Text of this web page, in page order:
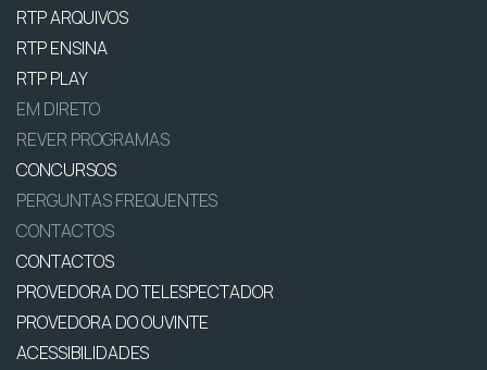
RTP ARQUIVOS
RTP ENSINA
RTP PLAY
EM DIRETO
REVER PROGRAMAS
CONCURSOS
PERGUNTAS FREQUENTES
CONTACTOS
CONTACTOS
PROVEDORA DO TELESPECTADOR
PROVEDORA DO OUVINTE
ACESSIBILIDADES